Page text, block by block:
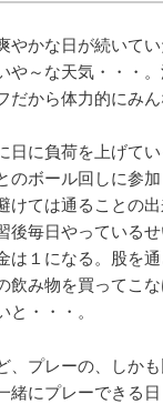
かな日が続いて
～な天気・・・。
から体力的にみん
日に負荷を上げて
ボール回しに参加
ては通ることの出
後毎日やっている
は１になる。股を
み物を買ってこ
・・・。
、プレーの、しか
緒にプレーできる